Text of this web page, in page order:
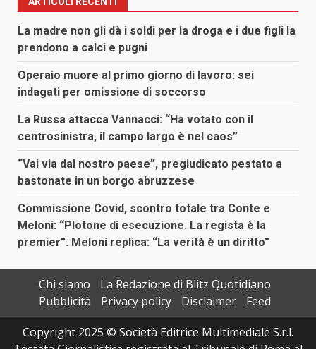
La madre non gli dà i soldi per la droga e i due figli la
prendono a calci e pugni
Operaio muore al primo giorno di lavoro: sei
indagati per omissione di soccorso
La Russa attacca Vannacci: “Ha votato con il
centrosinistra, il campo largo è nel caos”
“Vai via dal nostro paese”, pregiudicato pestato a
bastonate in un borgo abruzzese
Commissione Covid, scontro totale tra Conte e
Meloni: “Plotone di esecuzione. La regista è la
premier”. Meloni replica: “La verità è un diritto”
Chi siamo
La Redazione di Blitz Quotidiano
Pubblicità
Privacy policy Disclaimer
Feed
Copyright 2025 © Società Editrice Multimediale S.r.l.